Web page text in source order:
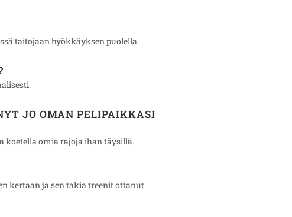
taitojaan hyökkäyksen puolella.
JO OMAN PELIPAIKKASI
koetella omia rajoja ihan täysillä.
kertaan ja sen takia treenit ottanut